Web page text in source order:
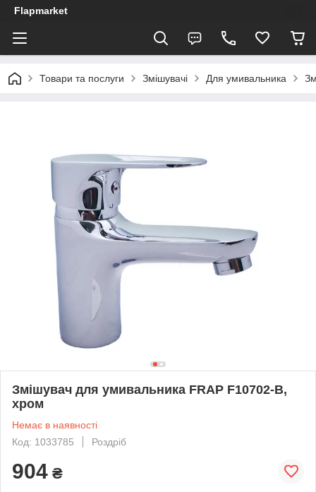
Flapmarket
Товари та послуги Змішувачі Для умивальника
Змішувач для умивальника FRAP F10702-B,
хром
Немає в наявності
Код: 1033785
Роздріб
904 ₴